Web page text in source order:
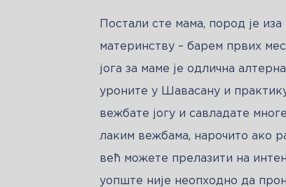
Постали сте мама, пород је
материнству – барем првих
јога за маме је одлична
уроните у Шавасану и
вежбате јогу и савладате
лаким вежбама, нарочито ако
већ можете прелазити на
уопште није неопходно да